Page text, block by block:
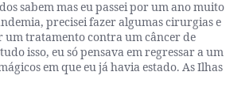
sabem mas eu passei por um ano muito
precisei fazer algumas cirurgias e
um tratamento contra um câncer de
isso, eu só pensava em regressar a um
em que eu já havia estado. As Ilhas